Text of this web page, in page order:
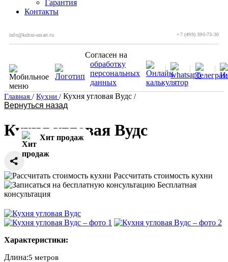
Гарантия
Контакты
info@kuhni-smart.ru +7 (499) 390-73-30
Согласен на
обработку
персональных
данных
Главная / Кухни / Кухня угловая Вудс /
Вернуться назад
Кухня угловая Вудс
Рассчитать стоимость кухни
Бесплатная
консультация
Хит продаж
Характеристики:
Длина:5 метров